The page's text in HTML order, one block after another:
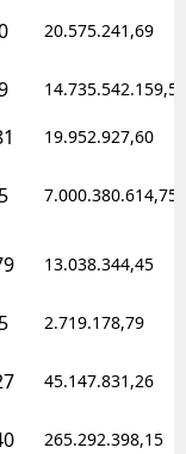
20.575.241,69
14.735.542.159,50
19.952.927,60
7.000.380.614,75
13.038.344,45
2.719.178,79
45.147.831,26
265.292.398,15